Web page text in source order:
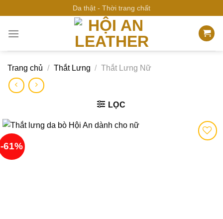
qua
nội
Da thật - Thời trang chất
Trang chủ / Thắt Lưng / Thắt Lưng Nữ
LỌC
-61%